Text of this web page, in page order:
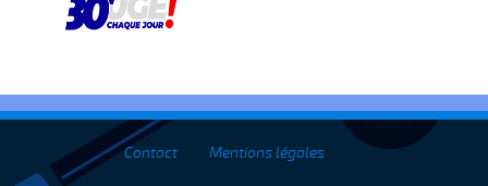
Contact Mentions légales